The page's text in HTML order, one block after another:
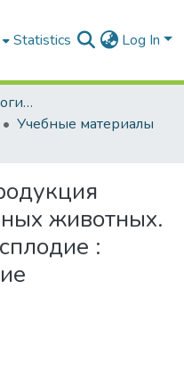
Statistics Log In
Факультет биотехнологии и аквакультуры
Учебные материалы
животных.
: